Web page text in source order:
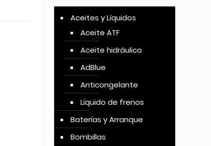
Aceites y Líquidos
Aceite ATF
Aceite hidráulico
AdBlue
Anticongelante
Líquido de frenos
Baterías y Arranque
Bombillas